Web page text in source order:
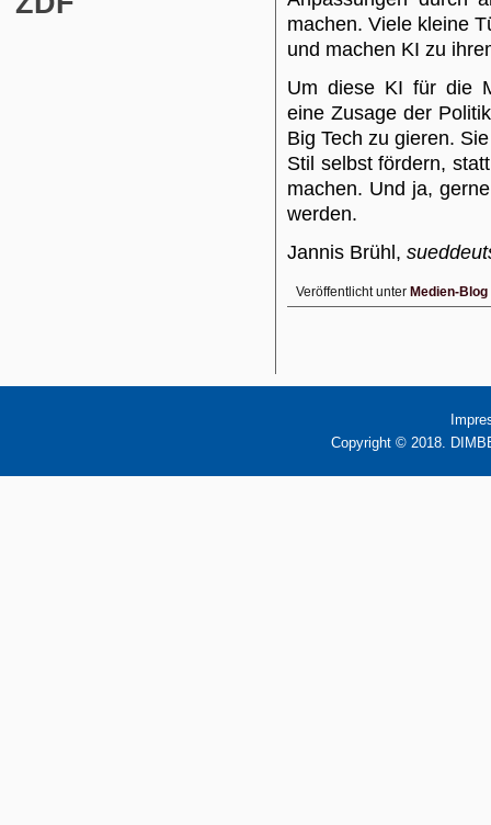
machen. Viele kleine
und machen KI zu
Um diese KI für die
eine Zusage der
Big Tech zu gieren.
Stil selbst fördern,
machen. Und ja,
werden.
Jannis Brühl,
Veröffentlicht unter Medien-Blog
Copyright © 2018.